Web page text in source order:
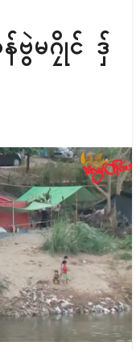
န်ဗွဲမဂၠိုၚ် ဒှ်